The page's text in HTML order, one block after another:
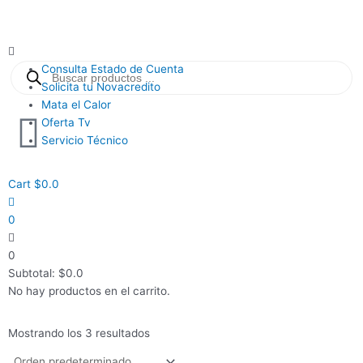
Main
Menu Consulta Estado de Cuenta
Solicita tu Novacredito
Mata el Calor
Oferta Tv
Servicio Técnico
Búsqueda
productos
Cart $0.0
0
0
Subtotal: $0.0
No hay productos en el carrito.
Mostrando los 3 resultados